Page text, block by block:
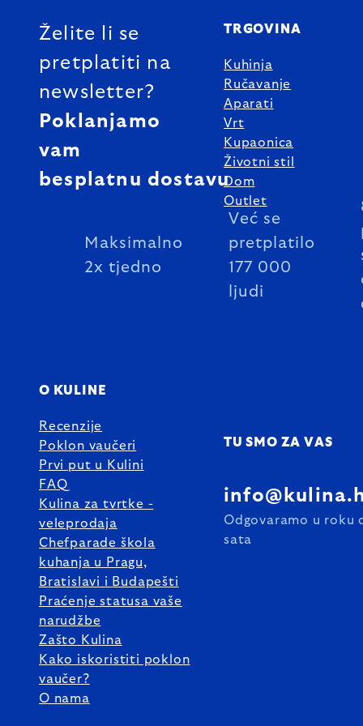
Želite li se
pretplatiti na
newsletter?
Poklanjamo
vam
besplatnu dostavu
Maksimalno
2x tjedno
Već se
pretplatilo
177 000
ljudi
TRGOVINA
Kuhinja
Ručavanje
Aparati
Vrt
Kupaonica
Životni stil
Dom
Outlet
O KULINE
Recenzije
Poklon vaučeri
Prvi put u Kulini
FAQ
Kulina za tvrtke -
veleprodaja
Chefparade škola
kuhanja u Pragu,
Bratislavi i Budapešti
Praćenje statusa vaše
narudžbe
Zašto Kulina
Kako iskoristiti poklon
vaučer?
O nama
TU SMO ZA VAS
Odgovaramo u roku
sata